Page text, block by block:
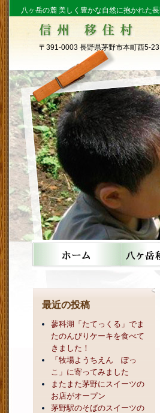
八ヶ岳の麓 美しく豊かな自然に抱かれた
〒391-0003 長野県茅野市本町西5-23
最近の投稿
蓼科湖「たてっくる」でま
たのんびりケーキを食べて
きました！
「牧場ようちえん ぽっ
こ」に寄ってみました
またまた茅野にスイーツの
お店がオープン
茅野駅のそばのスイーツの